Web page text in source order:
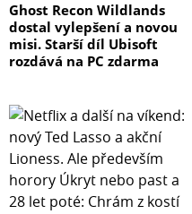
Ghost Recon Wildlands
dostal vylepšení a novou
misi. Starší díl Ubisoft
rozdává na PC zdarma